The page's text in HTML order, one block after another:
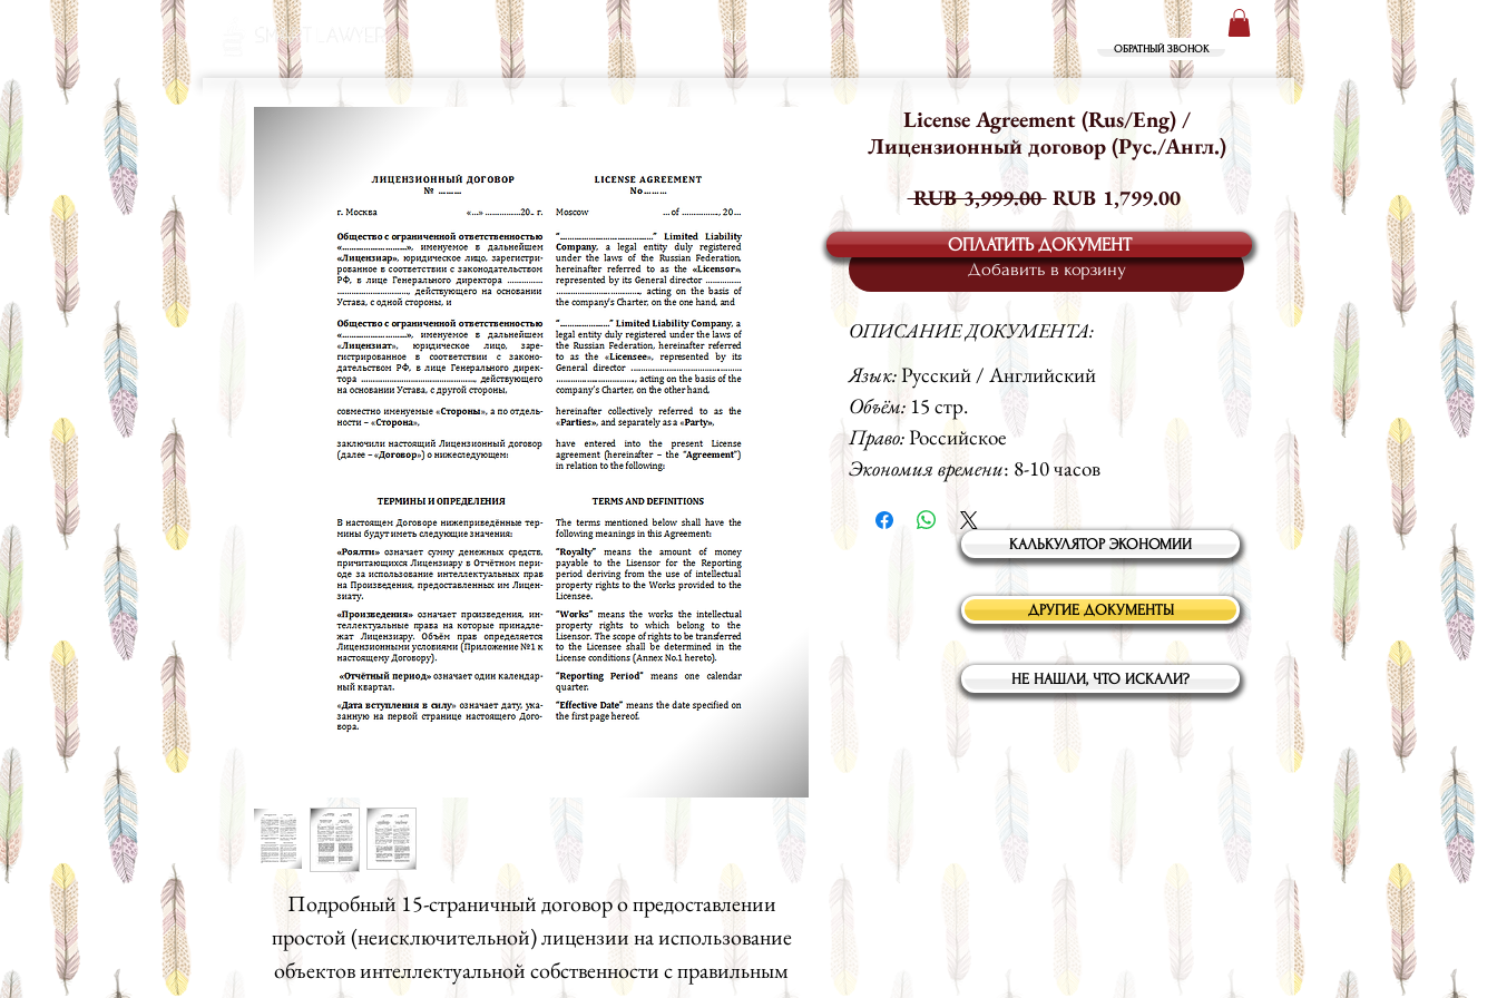
+7 (499) 719-73-00
УСЛУГИ БАНК ДОКУМЕНТОВ КОНТАКТЫ
ОБРАТНЫЙ ЗВОНОК
Подробный 15-страничный договор о предоставлении
простой (неисключительной) лицензии на использование
объектов интеллектуальной собственности с правильным
License Agreement (Rus/Eng) /
Лицензионный договор (Рус./Англ.)
RUB 3,999.00 Обычная
цена
RUB 1,799.00Спеццена
Добавить в корзину
ОПИСАНИЕ ДОКУМЕНТА:
Язык:Русский / Английский
Объём: 15 стр.
Право:Российское
Экономия времени: 8-10 часов
КАЛЬКУЛЯТОР ЭКОНОМИИ
ДРУГИЕ ДОКУМЕНТЫ
НЕ НАШЛИ, ЧТО ИСКАЛИ?
ОПЛАТИТЬ ДОКУМЕНТ